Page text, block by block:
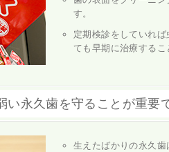
す。
定期検診をしていれ
ても早期に治療する
い永久歯を守ることが重要
生えたばかりの永久